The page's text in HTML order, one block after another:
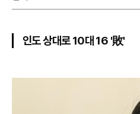
인도 상대로 10대 16 '敗'